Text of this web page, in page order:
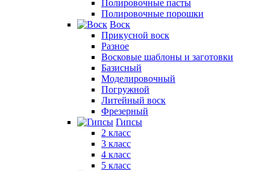
Полировочные пасты
Полировочные порошки
Воск
Прикусной воск
Разное
Восковые шаблоны и заготовки
Базисный
Моделировочный
Погружной
Литейный воск
Фрезерный
Гипсы
2 класс
3 класс
4 класс
5 класс